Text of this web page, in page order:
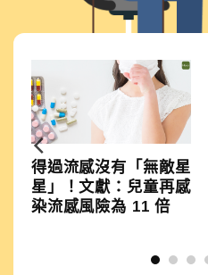
得過流感沒有「無敵星
星」！文獻：兒童再感
染流感風險為 11 倍